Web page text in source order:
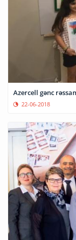
Azercell gənc
22-06-2018